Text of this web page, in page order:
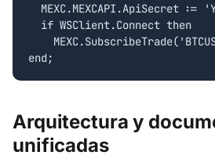
MEXC.MEXCAPI.ApiSecret :=
  if WSClient.Connect then
Arquitectura y
unificadas